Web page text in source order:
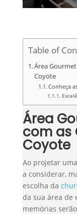
Table of
Área
Coyote
Conheça
Área
com as
Coyote
Ao projetar uma
a considerar,
escolha da
da sua área de
memórias